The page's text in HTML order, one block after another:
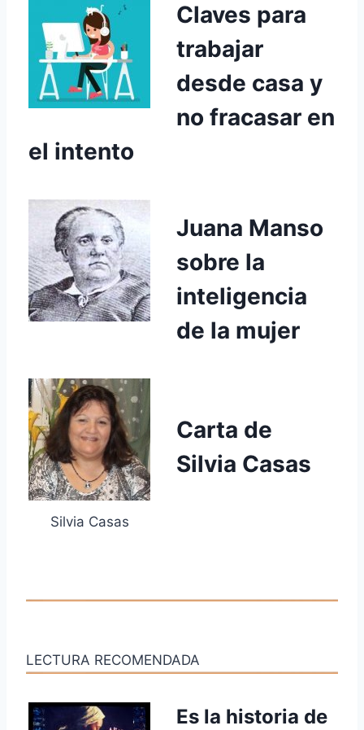
Claves para
trabajar
desde casa y
no fracasar en
el intento
Juana Manso
sobre la
inteligencia
de la mujer
Silvia Casas
Carta de
Silvia Casas
LECTURA RECOMENDADA
Es la historia de